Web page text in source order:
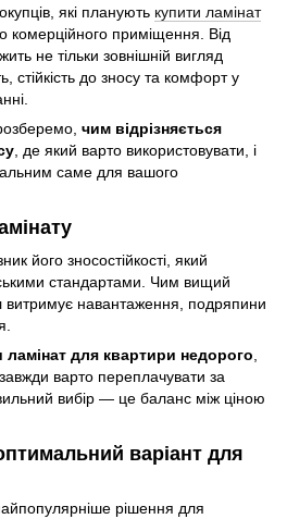
які планують купити ламінат
комерційного приміщення. Від
не тільки зовнішній вигляд
стійкість до зносу та комфорт у
чим відрізняється
, де який варто використовувати, і
саме для вашого
його зносостійкості, який
стандартами. Чим вищий
витримує навантаження, подряпини
ламінат для квартири недорого
варто переплачувати за
вибір — це баланс між ціною
варіант для
рішення для